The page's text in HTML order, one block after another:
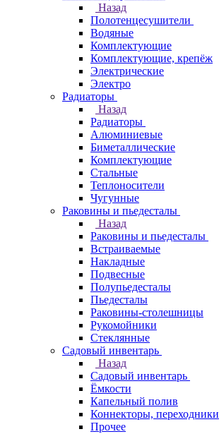
Назад
Полотенцесушители
Водяные
Комплектующие
Комплектующие, крепёж
Электрические
Электро
Радиаторы
Назад
Радиаторы
Алюминиевые
Биметаллические
Комплектующие
Стальные
Теплоносители
Чугунные
Раковины и пьедесталы
Назад
Раковины и пьедесталы
Встраиваемые
Накладные
Подвесные
Полупьедесталы
Пьедесталы
Раковины-столешницы
Рукомойники
Стеклянные
Садовый инвентарь
Назад
Садовый инвентарь
Ёмкости
Капельный полив
Коннекторы, переходники
Прочее